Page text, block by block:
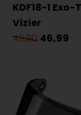
KDF18-1 Exo-
Vizier
49,90 46,99